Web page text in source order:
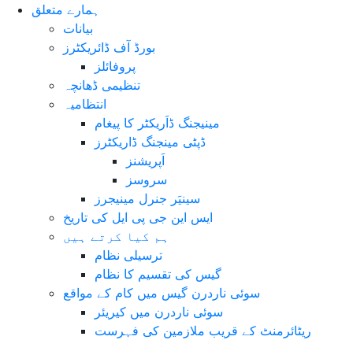
ہمارے متعلق
بیانات
بورڈ آف ڈائریکٹرز
پروفائلز
تنظیمی ڈھانچہ
انتظامیہ
مینیجنگ ڈاَریکٹر کا پیغام
ڈپٹی مینجنگ ڈاریکٹرز
اَپریشنز
سروسز
سینیَر جنرل مینیجرز
ایس این جی پی ایل کی تاریخ
ہم کیا کرتے ہیں
ترسیلی نظام
گیس کی تقسیم کا نظام
سوئی ناردرن گیس میں کام کے مواقع
سوئی ناردرن میں کیریئر
ریٹائرمنٹ کے قریب ملازمین کی فہرست